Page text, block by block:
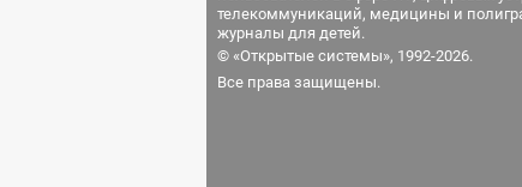
телекоммуникаций, медицины и
журналы для детей.
© «Открытые системы», 1992-2026.
Все права защищены.